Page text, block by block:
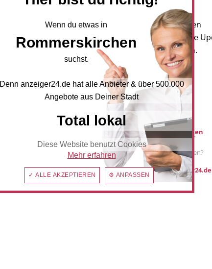
Newsletter
Melden Sie sich für unseren
Newsletter an, um neueste
und Angebote zu erhalten.
NEWSLETTER BESTELLEN
Mediadaten
Werbung buchen
Sie möchten auf
anzeiger24.de
Werbung schalten?
post@anzeiger24.de
Wenn du etwas in
Rommerskirchen
suchst.
Denn anzeiger24.de hat alle Anbieter & über 500.000
Angebote aus Deiner Stadt
Total lokal
Diese Website benutzt Cookies
Mehr erfahren
✓ ALLE AKZEPTIEREN ⚙ ANPASSEN